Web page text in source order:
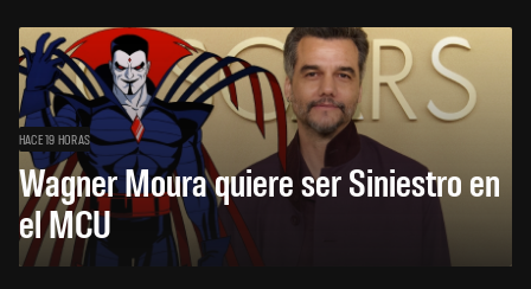
HACE 19 HORAS
Wagner Moura quiere ser Siniestro en
el MCU